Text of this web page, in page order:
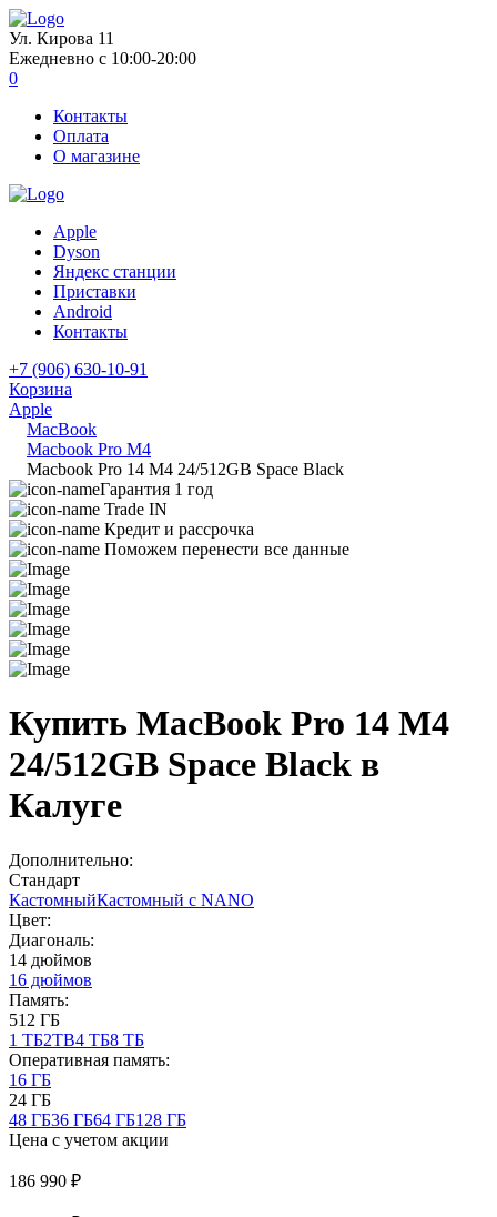
Ул. Кирова 11
Ежедневно с 10:00-20:00
0
Контакты
Оплата
О магазине
Apple
Dyson
Яндекс станции
Приставки
Android
Контакты
+7 (906) 630-10-91
Корзина
Apple
MacBook
Macbook Pro M4
Macbook Pro 14 M4 24/512GB Space Black
Гарантия 1 год
Trade IN
Кредит и рассрочка
Поможем перенести все данные
Купить MacBook Pro 14 M4
24/512GB Space Black в
Калуге
Дополнительно:
Стандарт
КастомныйКастомный с NANO
Цвет:
Диагональ:
14 дюймов
16 дюймов
Память:
512 ГБ
1 ТБ2TB4 ТБ8 ТБ
Оперативная память:
16 ГБ
24 ГБ
48 ГБ36 ГБ64 ГБ128 ГБ
Цена с учетом акции
186 990 ₽